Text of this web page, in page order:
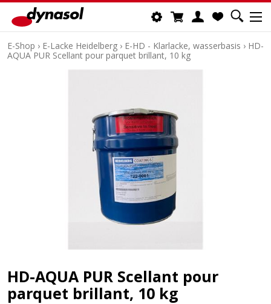
E-Shop › E-Lacke Heidelberg › E-HD - Klarlacke, wasserbasis › HD-
AQUA PUR Scellant pour parquet brillant, 10 kg
HD-AQUA PUR Scellant pour
parquet brillant, 10 kg